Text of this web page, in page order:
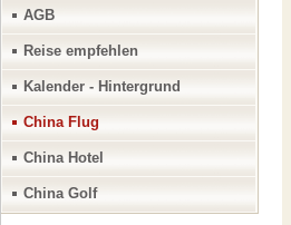
AGB
Reise empfehlen
Kalender - Hintergrund
China Flug
China Hotel
China Golf